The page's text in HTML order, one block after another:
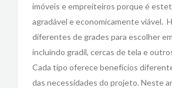
imóveis e empreiteiros porque é
agradável e economicamente viável.
diferentes de grades para escolher
incluindo gradil, cercas de tela e
Cada tipo oferece benefícios
das necessidades do projeto. Neste